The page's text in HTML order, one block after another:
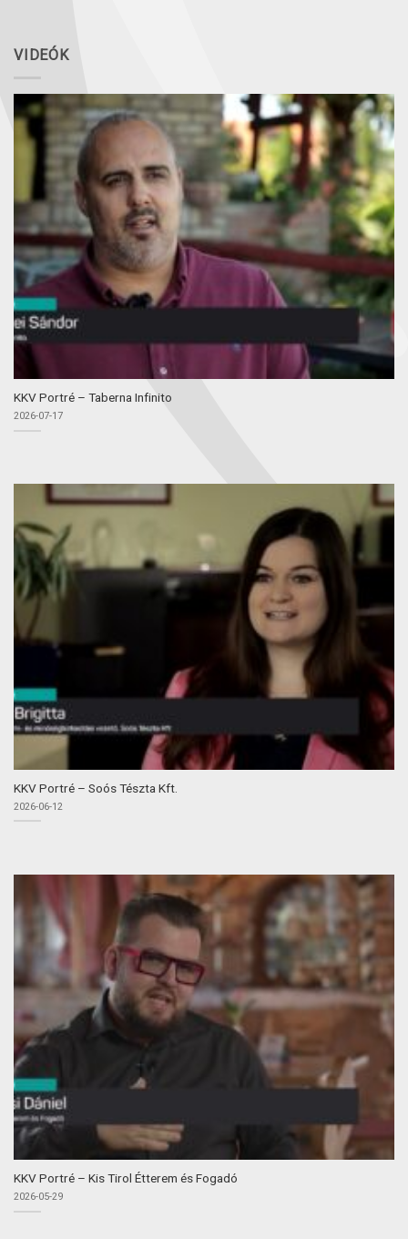
VIDEÓK
KKV Portré – Taberna Infinito
2026-07-17
KKV Portré – Soós Tészta Kft.
2026-06-12
KKV Portré – Kis Tirol Étterem és Fogadó
2026-05-29